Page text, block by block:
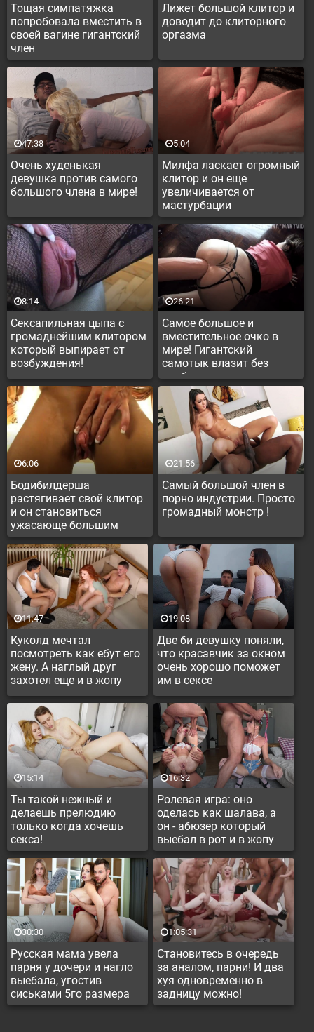
Тощая симпатяжка
попробовала вместить в
своей вагине гигантский
член
Лижет большой клитор и
доводит до клиторного
оргазма
Очень худенькая
девушка против самого
большого члена в мире!
47:38
Милфа ласкает огромный
клитор и он еще
увеличивается от
мастурбации
5:04
Сексапильная цыпа с
громаднейшим клитором
который выпирает от
возбуждения!
8:14
Самое большое и
вместительное очко в
мире! Гигантский
самотык влазит без
проблем
26:21
Бодибилдерша
растягивает свой клитор
и он становиться
ужасающе большим
6:06
Самый большой член в
порно индустрии. Просто
громадный монстр !
21:56
Куколд мечтал
посмотреть как ебут его
жену. А наглый друг
захотел еще и в жопу
вставить
11:47
Две би девушку поняли,
что красавчик за окном
очень хорошо поможет
им в сексе
19:08
Ты такой нежный и
делаешь прелюдию
только когда хочешь
секса!
15:14
Ролевая игра: оно
оделась как шалава, а
он - абюзер который
выебал в рот и в жопу
16:32
Русская мама увела
парня у дочери и нагло
выебала, угостив
сиськами 5го размера
30:30
Становитесь в очередь
за аналом, парни! И два
хуя одновременно в
задницу можно!
1:05:31